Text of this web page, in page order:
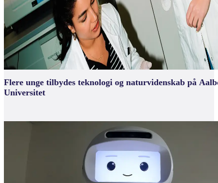
Flere unge til­bydes teknologi og natur­viden­skab på
Universitet